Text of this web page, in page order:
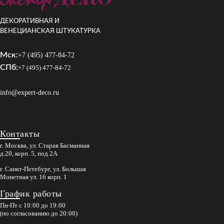
ДЕКОРАТИВНАЯ И
ВЕНЕЦИАНСКАЯ ШТУКАТУРКА
Мск:+7 (495) 477-84-72
СПб:+7 (495) 477-84-72
info@expert-deco.ru
Контакты
г. Москва, ул. Старая Басманная
д.20, корп. 5, под 2А
г. Санкт-Петебург, ул. Большая
Монетная ул. 16 корп. 1
График работы
Пн-Пт с 10:00 до 19:00
(по согласованию до 20:00)